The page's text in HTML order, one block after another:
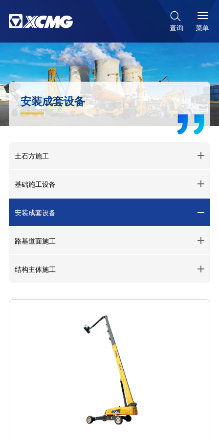

查询 菜单
安装成套设备
土石方施工
基础施工设备
安装成套设备
路基道面施工
结构主体施工